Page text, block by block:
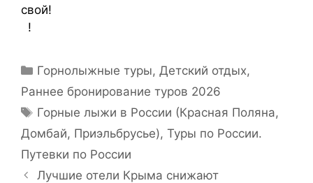
свой!
!
Горнолыжные туры,Детский отдых,
Раннее бронирование туров 2026
Горные лыжи в России (Красная Поляна,
Домбай, Приэльбрусье), Туры по России.
Путевки по России
Лучшие отели Крыма снижают